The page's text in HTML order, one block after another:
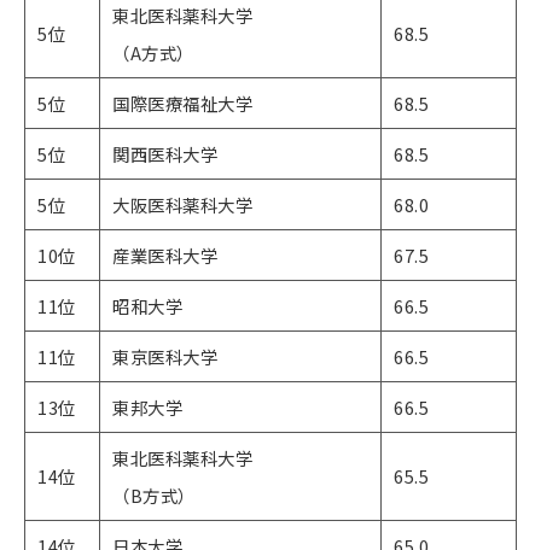
5位
東北医科薬科大学​​​​​
（A方式）
68.5
5位 国際医療福祉大学
68.5
5位
関西医科大学
68.5
5位
大阪医科薬科大学
68.0
10位
産業医科大学
67.5
11位
昭和大学
66.5
11位
東京医科大学
66.5
13位
東邦大学 66.5
14位
東北医科薬科大学
（B方式）
65.5